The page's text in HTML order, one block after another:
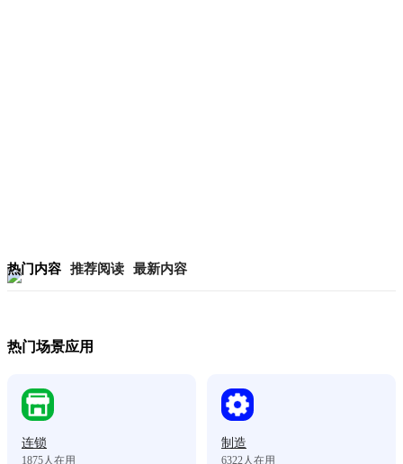
热门内容 推荐阅读 最新内容
热门场景应用
连锁
1875人在用
制造
6322人在用